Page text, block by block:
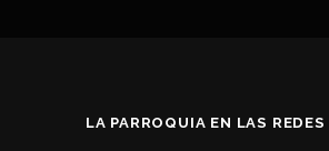
LA PARROQUIA EN LAS